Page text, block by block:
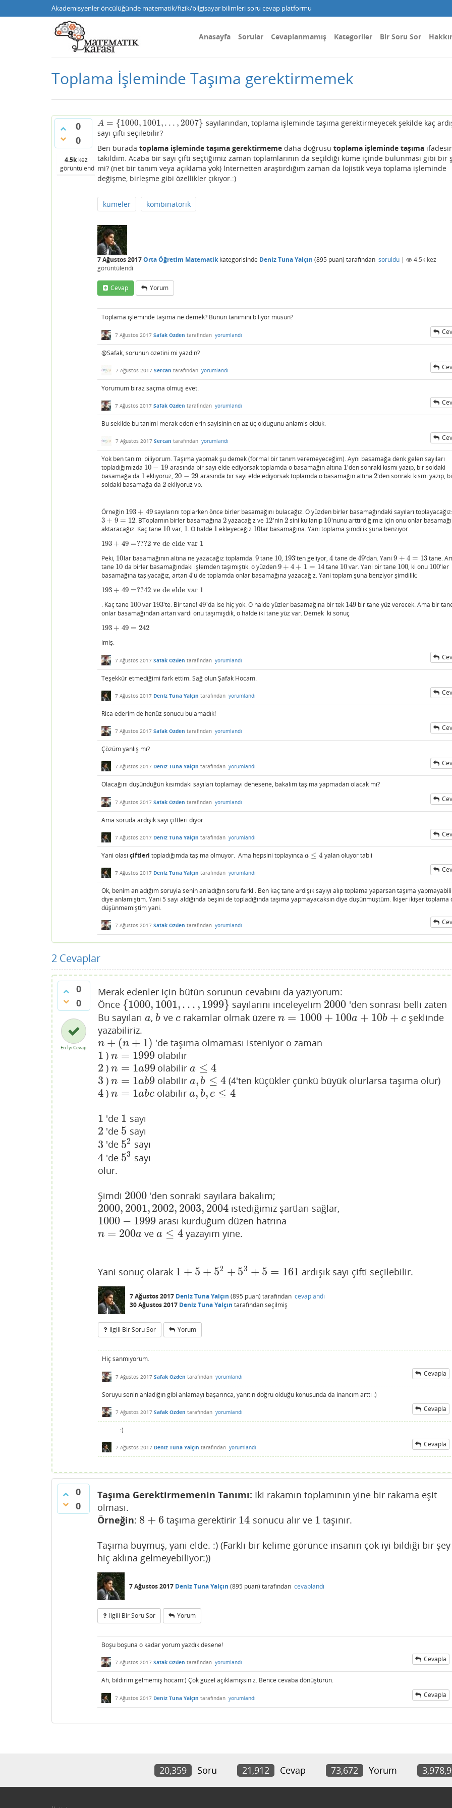
Akademisyenler öncülüğünde matematik/fizik/bilgisayar bilimleri soru cevap platformu
Anasayfa Sorular Cevaplanmamış Kategoriler Bir Soru Sor
Toplama İşleminde Taşıma gerektirmemek
0
0
4.5kkez
görüntülendi
A = {1000, 1001,. . . , 2007}
A= {1000,1001 ,...,2007 }
sayılarından, toplama işleminde taşıma gerektirmeyecek şekilde kaç
sayı çifti seçilebilir?
Ben burada toplama işleminde taşıma gerektirmeme daha doğrusu toplama işleminde taşıma
takıldım. Acaba bir sayı çifti seçtiğimiz zaman toplamlarının da seçildiği küme içinde bulunması gibi bir
mi? (net bir tanım veya açıklama yok) İnternetten araştırdığım zaman da lojistik veya toplama işleminde
değişme, birleşme gibi özellikler çıkıyor.:)
kümeler kombinatorik
7 Ağustos 2017Orta Öğretim Matematikkategorisinde Deniz Tuna Yalçın (895 puan) tarafından soruldu | 4.5k kez
görüntülendi
Cevap Yorum
Toplama işleminde taşıma ne demek? Bunun tanımını biliyor musun?
7 Ağustos 2017 Safak Ozden tarafından yorumlandı
@Safak, sorunun ozetini mi yazdin?
7 Ağustos 2017 Sercan tarafından yorumlandı
Yorumum biraz saçma olmuş evet.
7 Ağustos 2017 Safak Ozden tarafından yorumlandı
Bu sekilde bu tanimi merak edenlerin sayisinin en az üç oldugunu anlamis olduk.
7 Ağustos 2017 Sercan tarafından yorumlandı
Yok ben tanımı biliyorum. Taşıma yapmak şu demek (formal bir tanım veremeyeceğim). Aynı basamağa denk gelen sayıları
topladığımızda 10 − 19
10 −19 arasında bir sayı elde ediyorsak toplamda o basamağın altına 1
1'den sonraki kısmı yazıp, bir soldaki
basamağa da 1
1ekliyoruz,20 − 29
20 −29 arasında bir sayı elde ediyorsak toplamda o basamağın altına 2
2'den sonraki kısmı yazıp,
soldaki basamağa da 2
2ekliyoruz vb.
Örneğin 193 + 49
193 +49
sayılarını toplarken önce birler basamağını bulacağız. O yüzden birler basamağındaki sayıları
3 + 9 = 12
3 +9 =12 . BToplamın birler basamağına 2
2yazacağız ve 12
12'nin2
2sini kullanıp 10
10'nunu arttırdığımız için onu onlar
aktaracağız. Kaç tane 10
10 var, 1
1. O halde 1
1ekleyeceğiz 10
10lar basamağına. Yani toplama şimdilik şuna benziyor
193 + 49 =???2ve de elde var 1
193+49=???2ve de elde var 1
Peki, 10
10lar basamağının altına ne yazacağız toplamda.9
9tane 10
10, 193
193'ten geliyor,4
4 tane de 49
49'dan. Yani9 + 4 = 13
9 +4=13
tane.
tane 10
10 da birler basamağındaki işlemden taşımıştık. o yüzden9 + 4 + 1 = 14
9+4+1 =14 tane 10
10 var. Yani bir tane 100
100, ki onu 100
100'ler
basamağına taşıyacağız, artan4
4'ü de toplamda onlar basamağına yazacağız. Yani toplam şuna benziyor şimdilik:
193 + 49 =??42ve de elde var 1
193+49=??42ve de elde var 1
. Kaç tane 100
100var 193
193'te. Bir tane!49
49'da ise hiç yok. O halde yüzler basamağına bir tek 149
149bir tane yüz verecek. Ama bir
onlar basamağından artan vardı onu taşımışdık, o halde iki tane yüz var. Demek ki sonuç
193 + 49 = 242
193+49 =242
imiş.
7 Ağustos 2017 Safak Ozden tarafından yorumlandı
Teşekkür etmediğimi fark ettim. Sağ olun Şafak Hocam.
7 Ağustos 2017 Deniz Tuna Yalçın tarafından yorumlandı
Rica ederim de henüz sonucu bulamadık!
7 Ağustos 2017 Safak Ozden tarafından yorumlandı
Çözüm yanlış mı?
7 Ağustos 2017 Deniz Tuna Yalçın tarafından yorumlandı
Olacağını düşündüğün kısımdaki sayıları toplamayı denesene, bakalım taşıma yapmadan olacak mı?
7 Ağustos 2017 Safak Ozden tarafından yorumlandı
Ama soruda ardışık sayı çiftleri diyor.
7 Ağustos 2017 Deniz Tuna Yalçın tarafından yorumlandı
Yani olası çiftleri topladığımda taşıma olmuyor. Ama hepsini toplayınca a ≤ 4
a≤4 yalan oluyor tabii
7 Ağustos 2017 Deniz Tuna Yalçın tarafından yorumlandı
Ok, benim anladığım soruyla senin anladığın soru farklı. Ben kaç tane ardışık sayıyı alıp toplama yaparsan taşıma
diye anlamıştım. Yani 5 sayı aldığında beşini de topladığında taşıma yapmayacaksın diye düşünmüştüm. İkişer ikişer toplama
düşünmemiştim yani.
7 Ağustos 2017 Safak Ozden tarafından yorumlandı
2 Cevaplar
0
0
En İyi Cevap
Merak edenler için bütün sorunun cevabını da yazıyorum:
Önce {1000, 1001,. . . ,1999}
{ 1000,1001,..., 1999 } sayılarını inceleyelim 2000
2000 'den sonrası belli zaten
Bu sayıları a
a, b
b ve c
c rakamlar olmak üzeren = 1000 + 100a + 10b + c
n=1000+100a +10b+ c
şeklinde
yazabiliriz.
n + (n + 1)
n+(n +1) 'de taşıma olmaması isteniyor o zaman
1
1 )n = 1999
n=1999 olabilir
2
2 )n = 1a99
n=1a 99 olabilira ≤ 4
a≤ 4
3
3 )n = 1ab9
n=1a b9 olabilir a, b ≤ 4
a,b≤ 4 (4'ten küçükler çünkü büyük olurlarsa taşıma olur)
4
4 )n = 1abc
n=1a bc olabilir a, b, c ≤ 4
a,b,c≤4
1
1 'de 1
1 sayı
2
2 'de 5
5 sayı
3
3 'de 52
52 sayı
4
4 'de 53
53 sayı
olur.
Şimdi 2000
2000 'den sonraki sayılara bakalım;
2000, 2001,2002, 2003, 2004
2000,2001,2002,2003,2004 istediğimiz şartları sağlar,
1000 − 1999
1000− 1999 arası kurduğum düzen hatrına
n = 200a
n=200a vea ≤ 4
a≤4 yazayım yine.
Yani sonuç olarak 1 + 5 + 52 + 53 + 5 = 161
1 +5+5 2+ 53+ 5= 161 ardışık sayı çifti seçilebilir.
7 Ağustos 2017 Deniz Tuna Yalçın (895 puan) tarafından cevaplandı
30 Ağustos 2017 Deniz Tuna Yalçın tarafındanseçilmiş
Ilgili Bir Soru Sor Yorum
Hiç sanmıyorum.
7 Ağustos 2017 Safak Ozden tarafından yorumlandı Cevapla
Soruyu senin anladığın gibi anlamayı başarınca, yanıtın doğru olduğu konusunda da inancım arttı :)
7 Ağustos 2017 Safak Ozden tarafından yorumlandı Cevapla
:)
7 Ağustos 2017 Deniz Tuna Yalçın tarafından yorumlandı Cevapla
0
0
Taşıma Gerektirmemenin Tanımı: İki rakamın toplamının yine bir rakama eşit
olması.
Örneğin: 8 + 6
8+6 taşıma gerektirir 14
14 sonucu alır ve 1
1 taşınır.
Taşıma buymuş, yani elde. :) (Farklı bir kelime görünce insanın çok iyi bildiği bir şey
hiç aklına gelmeyebiliyor:))
7 Ağustos 2017 Deniz Tuna Yalçın (895 puan) tarafından cevaplandı
Ilgili Bir Soru Sor Yorum
Boşu boşuna o kadar yorum yazdık desene!
7 Ağustos 2017 Safak Ozden tarafından yorumlandı Cevapla
Ah, bildirim gelmemiş hocam:) Çok güzel açıklamışsınız. Bence cevaba dönüştürün.
7 Ağustos 2017 Deniz Tuna Yalçın tarafından yorumlandı Cevapla
20,359 Soru 21,912 Cevap 73,672 Yorum